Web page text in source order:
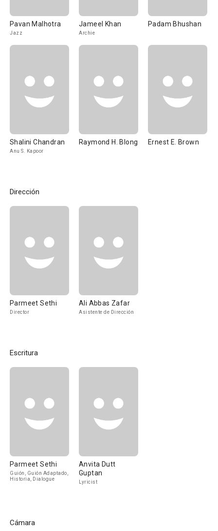
Pavan Malhotra
Jazz
Jameel Khan
Archie
Padam Bhushan
Shalini Chandran
Anu S. Kapoor
Raymond H. Blong Ernest E. Brown
Dirección
Parmeet Sethi
Director
Ali Abbas Zafar
Asistente de Dirección
Escritura
Parmeet Sethi
Guión, Guión Adaptado,
Historia, Dialogue
Anvita Dutt
Guptan
Lyricist
Cámara